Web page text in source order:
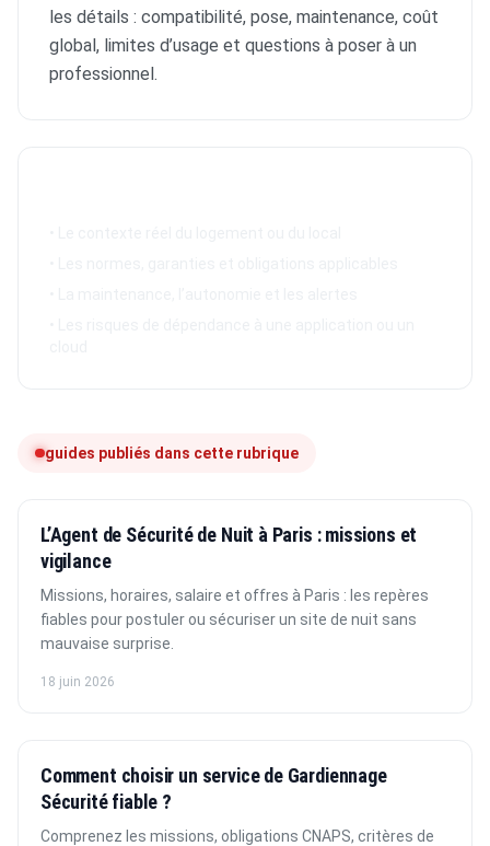
les détails : compatibilité, pose, maintenance, coût
global, limites d’usage et questions à poser à un
professionnel.
guides publiés dans cette rubrique
L’Agent de Sécurité de Nuit à Paris : missions et
vigilance
Missions, horaires, salaire et offres à Paris : les repères
fiables pour postuler ou sécuriser un site de nuit sans
mauvaise surprise.
18 juin 2026
Comment choisir un service de Gardiennage
Sécurité fiable ?
Comprenez les missions, obligations CNAPS, critères de